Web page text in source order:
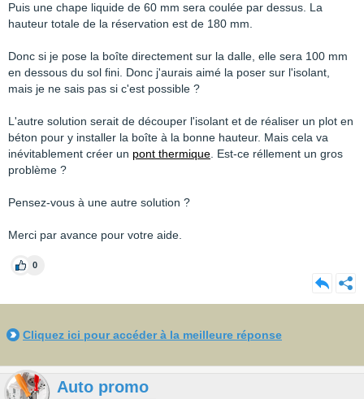
Puis une chape liquide de 60 mm sera coulée par dessus. La
hauteur totale de la réservation est de 180 mm.
Donc si je pose la boîte directement sur la dalle, elle sera 100 mm
en dessous du sol fini. Donc j'aurais aimé la poser sur l'isolant,
mais je ne sais pas si c'est possible ?
L'autre solution serait de découper l'isolant et de réaliser un plot en
béton pour y installer la boîte à la bonne hauteur. Mais cela va
inévitablement créer un pont thermique . Est-ce réllement un gros
problème ?
Pensez-vous à une autre solution ?
Merci par avance pour votre aide.
0
Cliquez ici pour accéder à la meilleure réponse
Auto promo